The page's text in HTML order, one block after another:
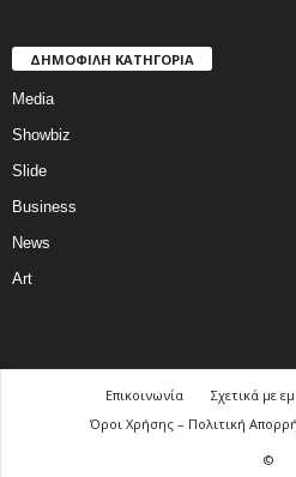
ΔΗΜΟΦΙΛΗ ΚΑΤΗΓΟΡΙΑ
Media
Showbiz
Slide
Business
News
Art
Επικοινωνία Σχετικά με
Όροι Χρήσης – Πολιτική
©